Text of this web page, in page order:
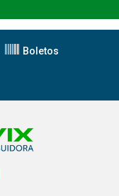
Boletos